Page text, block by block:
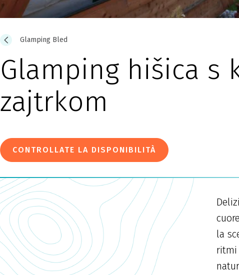
Glamping Bled
Glamping hišica s
zajtrkom
CONTROLLATE LA DISPONIBILITÀ
la
ritmi